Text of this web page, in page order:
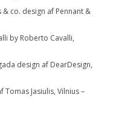
& co. design af Pennant &
by Roberto Cavalli,
design af DearDesign,
Tomas Jasiulis, Vilnius –